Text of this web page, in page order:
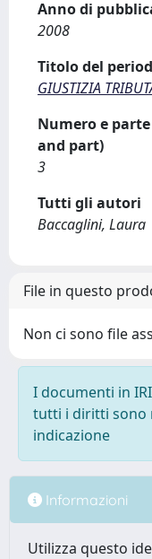
Anno di
2008
Titolo del
GIUSTIZIA
Numero e
and part)
3
Tutti gli autori
Baccaglini, Laura
File in questo
Non ci sono file
I documenti in
tutti i diritti sono
indicazione
Informazioni
Utilizza questo